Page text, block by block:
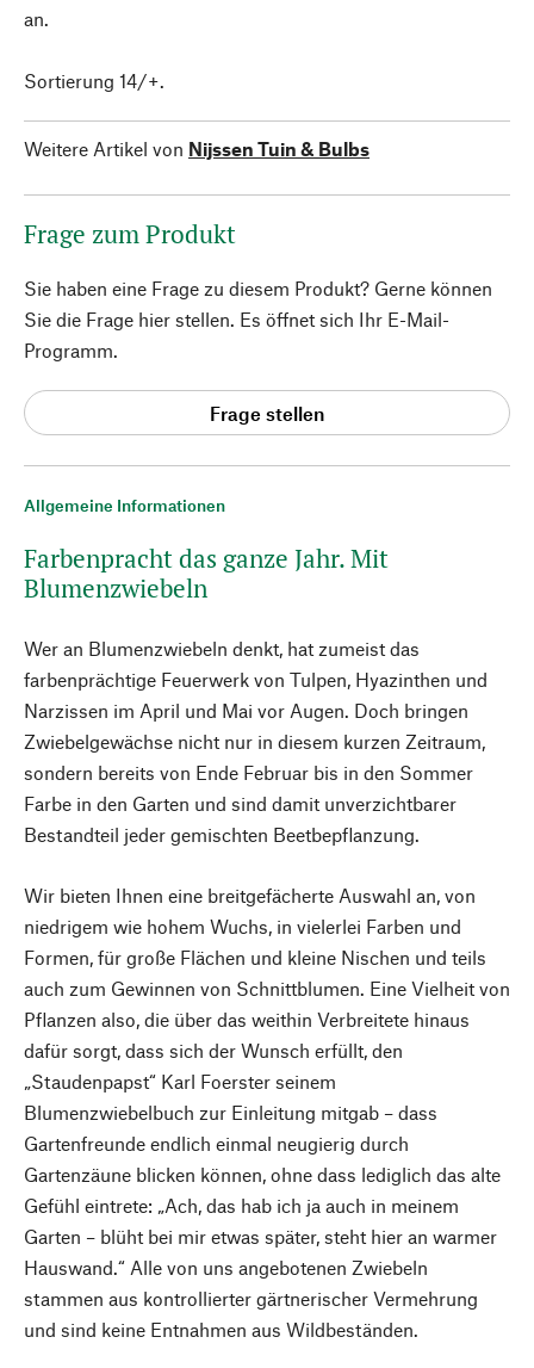
Allgemeine Informationen
Farbenpracht das ganze Jahr. Mit
Blumenzwiebeln
Wer an Blumenzwiebeln denkt, hat zumeist das
farbenprächtige Feuerwerk von Tulpen, Hyazinthen und
Narzissen im April und Mai vor Augen. Doch bringen
Zwiebelgewächse nicht nur in diesem kurzen Zeitraum,
sondern bereits von Ende Februar bis in den Sommer
Farbe in den Garten und sind damit unverzichtbarer
Bestandteil jeder gemischten Beetbepflanzung.
Wir bieten Ihnen eine breitgefächerte Auswahl an, von
niedrigem wie hohem Wuchs, in vielerlei Farben und
Formen, für große Flächen und kleine Nischen und teils
auch zum Gewinnen von Schnittblumen. Eine Vielheit von
Pflanzen also, die über das weithin Verbreitete hinaus
dafür sorgt, dass sich der Wunsch erfüllt, den
„Staudenpapst“ Karl Foerster seinem
Blumenzwiebelbuch zur Einleitung mitgab – dass
Gartenfreunde endlich einmal neugierig durch
Gartenzäune blicken können, ohne dass lediglich das alte
Gefühl eintrete: „Ach, das hab ich ja auch in meinem
Garten – blüht bei mir etwas später, steht hier an warmer
Hauswand.“ Alle von uns angebotenen Zwiebeln
stammen aus kontrollierter gärtnerischer Vermehrung
und sind keine Entnahmen aus Wildbeständen.
an.
Sortierung 14/+.
Weitere Artikel von Nijssen Tuin & Bulbs
Frage zum Produkt
Sie haben eine Frage zu diesem Produkt? Gerne können
Sie die Frage hier stellen. Es öffnet sich Ihr E-Mail-
Programm.
Frage stellen